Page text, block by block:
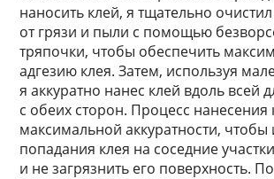
наносить клей, я тщательно
от грязи и пыли с помощью
тряпочки, чтобы обеспечить
адгезию клея. Затем, используя
я аккуратно нанес клей вдоль всей
с обеих сторон. Процесс нанесения
максимальной аккуратности, чтобы
попадания клея на соседние
и не загрязнить его поверхность.